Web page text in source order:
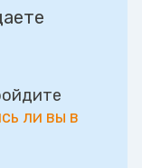
ли вы в